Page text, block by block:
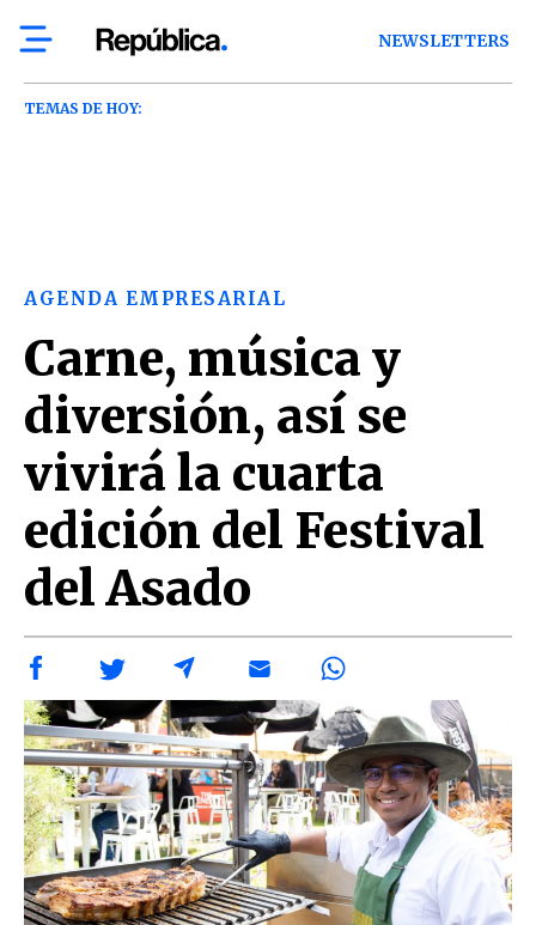
NEWSLETTERS
TEMAS DE HOY:
AGENDA EMPRESARIAL
Carne, música y
diversión, así se
vivirá la cuarta
edición del Festival
del Asado